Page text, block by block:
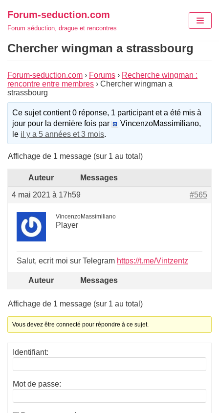
Aller
au
Forum-seduction.com
Forum séduction, drague et rencontres
Chercher wingman a strassbourg
Forum-seduction.com › Forums › Recherche wingman :
rencontre entre membres › Chercher wingman a
strassbourg
Ce sujet contient 0 réponse, 1 participant et a été mis à
jour pour la dernière fois par
VincenzoMassimiliano,
le il y a 5 années et 3 mois.
Affichage de 1 message (sur 1 au total)
Auteur Messages
4 mai 2021 à 17h59 #565
VincenzoMassimiliano
Player
Salut, ecrit moi sur Telegram https://t.me/Vintzentz
Auteur Messages
Affichage de 1 message (sur 1 au total)
Vous devez être connecté pour répondre à ce sujet.
Identifiant:
Mot de passe: